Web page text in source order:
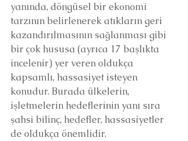
yanında, döngüsel bir ekonomi
tarzının belirlenerek atıkların geri
kazandırılmasının sağlanması gibi
bir çok hususa (ayrıca 17 başlıkta
incelenir) yer veren oldukça
kapsamlı, hassasiyet isteyen
konudur. Burada ülkelerin,
işletmelerin hedeflerinin yanı sıra
şahsi bilinç, hedefler, hassasiyetler
de oldukça önemlidir.